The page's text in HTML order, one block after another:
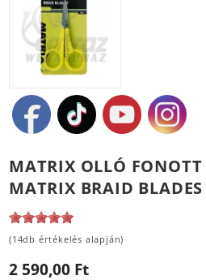
MATRIX OLLÓ
MATRIX BRAID BLADES
(14db értékelés alapján)
2 590,00 Ft